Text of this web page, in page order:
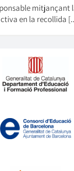
mitjançant
en la recollida